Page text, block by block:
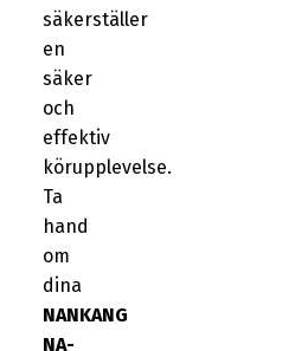
säkerställer
en
säker
och
effektiv
körupplevelse.
Ta
hand
om
dina
NANKANG
NA-